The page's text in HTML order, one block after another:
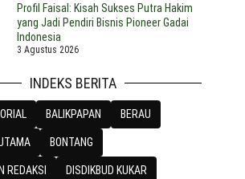
Profil Faisal: Kisah Sukses Putra Hakim
yang Jadi Pendiri Bisnis Pioneer Gadai
Indonesia
3 Agustus 2026
INDEKS BERITA
BALIKPAPAN BERAU
BONTANG
REDAKSI DISDIKBUD KUKAR